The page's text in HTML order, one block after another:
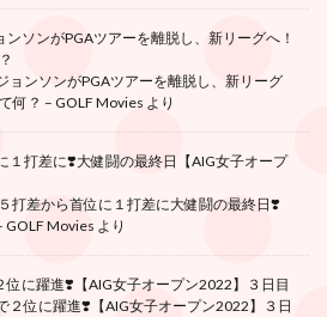
ソンがPGAツアーを離脱し、新リーグへ！
ョンソンがPGAツアーを離脱し、新リーグ
何？ – GOLF Movies より
１打差に❣️大健闘の最終日【AIG女子オープ
打差から首位に１打差に大健闘の最終日❣️
GOLF Movies より
位に躍進❣️【AIG女子オープン2022】３日目
２位に躍進❣️【AIG女子オープン2022】３日